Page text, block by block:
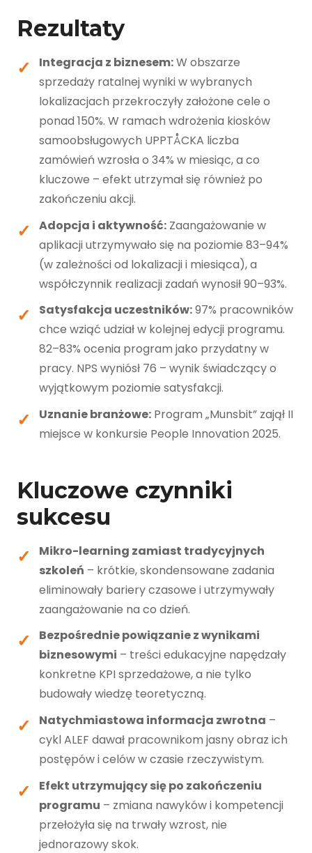
Rezultaty
Integracja z biznesem:W obszarze
sprzedaży ratalnej wyniki w wybranych
lokalizacjach przekroczyły założone cele o
ponad 150%. W ramach wdrożenia kiosków
samoobsługowych UPPTÅCKA liczba
zamówień wzrosła o 34% w miesiąc, a co
kluczowe – efekt utrzymał się również po
zakończeniu akcji.
Adopcja i aktywność: Zaangażowanie w
aplikacji utrzymywało się na poziomie 83–94%
(w zależności od lokalizacji i miesiąca), a
współczynnik realizacji zadań wynosił 90–93%.
Satysfakcja uczestników:97% pracowników
chce wziąć udział w kolejnej edycji programu.
82–83% ocenia program jako przydatny w
pracy. NPS wyniósł 76 – wynik świadczący o
wyjątkowym poziomie satysfakcji.
Uznanie branżowe: Program „Munsbit” zajął II
miejsce w konkursie People Innovation 2025.
Kluczowe czynniki
sukcesu
Mikro-learning zamiast tradycyjnych
szkoleń – krótkie, skondensowane zadania
eliminowały bariery czasowe i utrzymywały
zaangażowanie na co dzień.
Bezpośrednie powiązanie z wynikami
biznesowymi – treści edukacyjne napędzały
konkretne KPI sprzedażowe, a nie tylko
budowały wiedzę teoretyczną.
Natychmiastowa informacja zwrotna –
cykl ALEF dawał pracownikom jasny obraz ich
postępów i celów w czasie rzeczywistym.
Efekt utrzymujący się po zakończeniu
programu – zmiana nawyków i kompetencji
przełożyła się na trwały wzrost, nie
jednorazowy skok.